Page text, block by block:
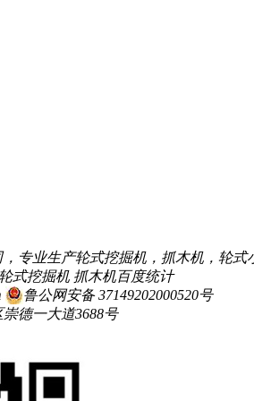
专业生产轮式挖掘机，抓木机，轮式
式挖掘机 抓木机百度统计
鲁公网安备 37149202000520号
德一大道3688号